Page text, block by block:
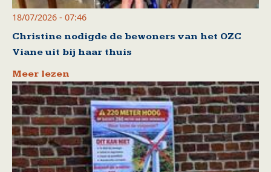
18/07/2026 - 07:46
Christine nodigde de bewoners van het OZC
Viane uit bij haar thuis
Meer lezen